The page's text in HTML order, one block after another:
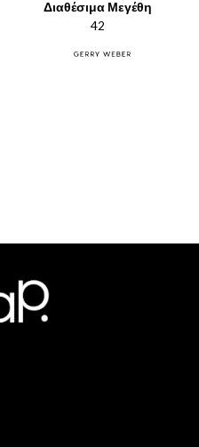
was:
€59,99.
τιμή
Διαθέσιμα Μεγέθη
42